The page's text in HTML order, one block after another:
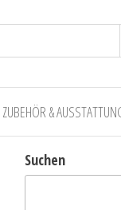
ZUBEHÖR &
Suchen